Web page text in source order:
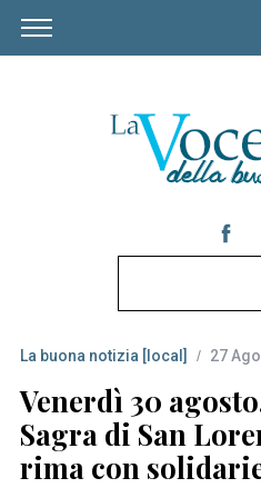
r
c
h
f
o
La buona notizia [local] 27
Venerdì 30
Sagra di San
rima con